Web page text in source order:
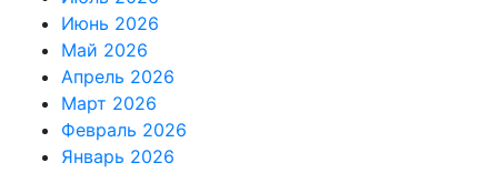
Июнь 2026
Май 2026
Апрель 2026
Март 2026
Февраль 2026
Январь 2026